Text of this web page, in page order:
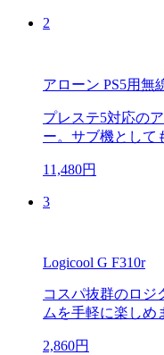
2
アローン PS5用無
プレステ5対応の
ー。サブ機として
11,480円
3
Logicool G F310r
コスパ抜群のロジ
ムを手軽に楽しめ
2,860円